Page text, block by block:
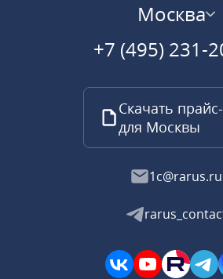
Москва
+7 (495) 231-
Скачать
для Москвы
1c@rarus.ru